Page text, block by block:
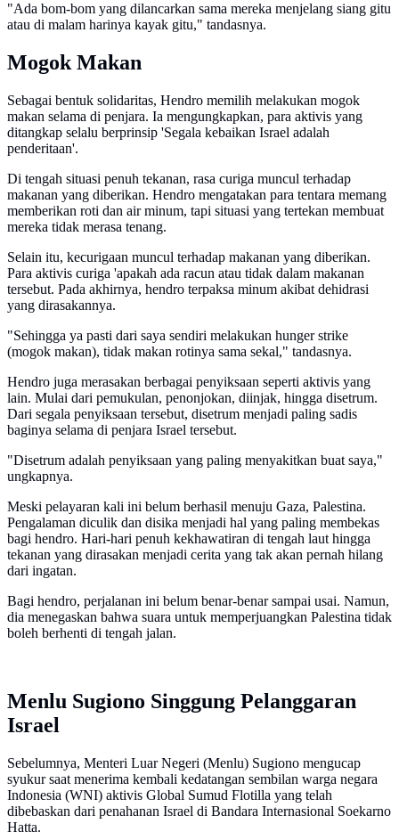
"Ada bom-bom yang dilancarkan sama mereka menjelang siang gitu
atau di malam harinya kayak gitu," tandasnya.
Mogok Makan
Sebagai bentuk solidaritas, Hendro memilih melakukan mogok
makan selama di penjara. Ia mengungkapkan, para aktivis yang
ditangkap selalu berprinsip 'Segala kebaikan Israel adalah
penderitaan'.
Di tengah situasi penuh tekanan, rasa curiga muncul terhadap
makanan yang diberikan. Hendro mengatakan para tentara memang
memberikan roti dan air minum, tapi situasi yang tertekan membuat
mereka tidak merasa tenang.
Selain itu, kecurigaan muncul terhadap makanan yang diberikan.
Para aktivis curiga 'apakah ada racun atau tidak dalam makanan
tersebut. Pada akhirnya, hendro terpaksa minum akibat dehidrasi
yang dirasakannya.
"Sehingga ya pasti dari saya sendiri melakukan hunger strike
(mogok makan), tidak makan rotinya sama sekal," tandasnya.
Hendro juga merasakan berbagai penyiksaan seperti aktivis yang
lain. Mulai dari pemukulan, penonjokan, diinjak, hingga disetrum.
Dari segala penyiksaan tersebut, disetrum menjadi paling sadis
baginya selama di penjara Israel tersebut.
"Disetrum adalah penyiksaan yang paling menyakitkan buat saya,"
ungkapnya.
Meski pelayaran kali ini belum berhasil menuju Gaza, Palestina.
Pengalaman diculik dan disika menjadi hal yang paling membekas
bagi hendro. Hari-hari penuh kekhawatiran di tengah laut hingga
tekanan yang dirasakan menjadi cerita yang tak akan pernah hilang
dari ingatan.
Bagi hendro, perjalanan ini belum benar-benar sampai usai. Namun,
dia menegaskan bahwa suara untuk memperjuangkan Palestina tidak
boleh berhenti di tengah jalan.
Menlu Sugiono Singgung Pelanggaran
Israel
Sebelumnya, Menteri Luar Negeri (Menlu) Sugiono mengucap
syukur saat menerima kembali kedatangan sembilan warga negara
Indonesia (WNI) aktivis Global Sumud Flotilla yang telah
dibebaskan dari penahanan Israel di Bandara Internasional Soekarno
Hatta.